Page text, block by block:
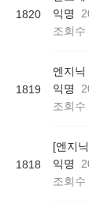
1820
익명
조회수
1819
익명
조회수
1818
익명
조회수